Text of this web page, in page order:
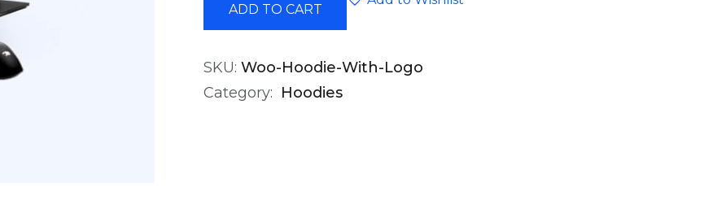
ADD TO CART
SKU: Woo-Hoodie-With-Logo
Category: Hoodies